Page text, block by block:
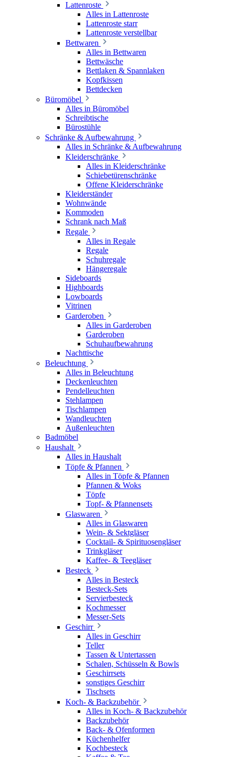
Lattenroste
Alles in Lattenroste
Lattenroste starr
Lattenroste verstellbar
Bettwaren
Alles in Bettwaren
Bettwäsche
Bettlaken & Spannlaken
Kopfkissen
Bettdecken
Büromöbel
Alles in Büromöbel
Schreibtische
Bürostühle
Schränke & Aufbewahrung
Alles in Schränke & Aufbewahrung
Kleiderschränke
Alles in Kleiderschränke
Schiebetürenschränke
Offene Kleiderschränke
Kleiderständer
Wohnwände
Kommoden
Schrank nach Maß
Regale
Alles in Regale
Regale
Schuhregale
Hängeregale
Sideboards
Highboards
Lowboards
Vitrinen
Garderoben
Alles in Garderoben
Garderoben
Schuhaufbewahrung
Nachttische
Beleuchtung
Alles in Beleuchtung
Deckenleuchten
Pendelleuchten
Stehlampen
Tischlampen
Wandleuchten
Außenleuchten
Badmöbel
Haushalt
Alles in Haushalt
Töpfe & Pfannen
Alles in Töpfe & Pfannen
Pfannen & Woks
Töpfe
Topf- & Pfannensets
Glaswaren
Alles in Glaswaren
Wein- & Sektgläser
Cocktail- & Spirituosengläser
Trinkgläser
Kaffee- & Teegläser
Besteck
Alles in Besteck
Besteck-Sets
Servierbesteck
Kochmesser
Messer-Sets
Geschirr
Alles in Geschirr
Teller
Tassen & Untertassen
Schalen, Schüsseln & Bowls
Geschirrsets
sonstiges Geschirr
Tischsets
Koch- & Backzubehör
Alles in Koch- & Backzubehör
Backzubehör
Back- & Ofenformen
Küchenhelfer
Kochbesteck